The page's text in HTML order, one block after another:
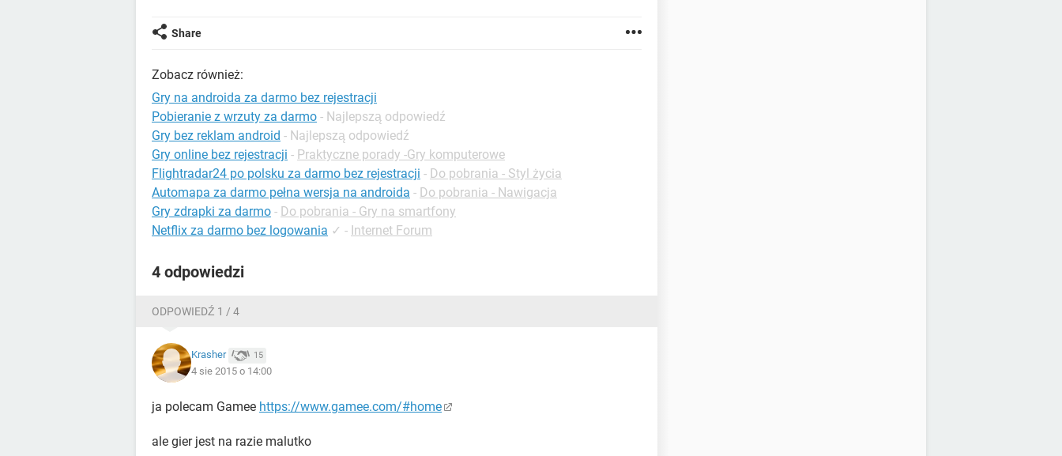
Share
Zobacz również:
Gry na androida za darmo bez rejestracji
Pobieranie z wrzuty za darmo - Najlepszą odpowiedź
Gry bez reklam android - Najlepszą odpowiedź
Gry online bez rejestracji - Praktyczne porady -Gry komputerowe
Flightradar24 po polsku za darmo bez rejestracji - Do pobrania - Styl życia
Automapa za darmo pełna wersja na androida - Do pobrania - Nawigacja
Gry zdrapki za darmo - Do pobrania - Gry na smartfony
Netflix za darmo bez logowania ✓ - Internet Forum
4 odpowiedzi
ODPOWIEDŹ 1 / 4
Krasher 15
4 sie 2015 o 14:00
ja polecam Gamee https://www.gamee.com/#home
ale gier jest na razie malutko